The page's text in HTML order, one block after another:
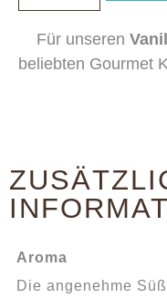
Für unseren
beliebten Gourmet
Aroma
Die angenehme